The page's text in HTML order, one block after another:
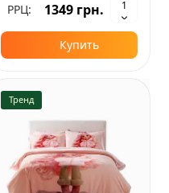
РРЦ: 1349 грн.
Купить
Тренд